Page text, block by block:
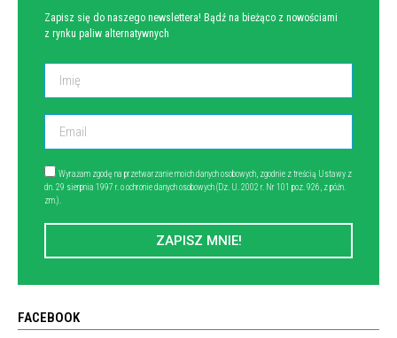
Zapisz się do naszego newslettera! Bądź na bieżąco z nowościami
z rynku paliw alternatywnych
Wyrażam zgodę na przetwarzanie moich danych osobowych, zgodnie z treścią Ustawy z
dn. 29 sierpnia 1997 r. o ochronie danych osobowych (Dz. U. 2002 r. Nr 101 poz. 926, z późn.
zm.).
ZAPISZ MNIE!
FACEBOOK